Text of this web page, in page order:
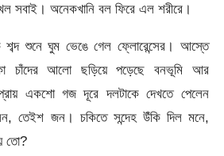
সবাই। অনেকখানি বল ফিরে এল শরীরে।
শব্দ শুনে ঘুম ভেঙে গেল ফ্লোরেন্সের। আস্তে
চাঁদের আলো ছড়িয়ে পড়েছে বনভূমি আর
একশো গজ দূরে দলটাকে দেখতে পেলেন
তেইশ জন। চকিতে সন্দেহ উঁকি দিল মনে,
তো?